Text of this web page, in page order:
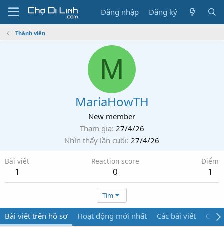
Đăng nhập Đăng ký
Thành viên
M
MariaHowTH
New member
Tham gia 27/4/26
Nhìn thấy lần cuối 27/4/26
Bài viết
1
Reaction score
0
Điểm
1
Tìm
Bài viết trên hồ sơ Hoạt động mới nhất Các bài viết Giới